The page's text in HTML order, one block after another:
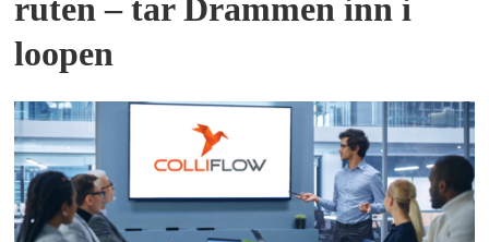
ruten – tar Drammen inn i
loopen